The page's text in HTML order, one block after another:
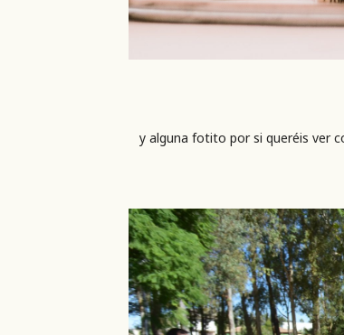
y alguna fotito por si queréis ver